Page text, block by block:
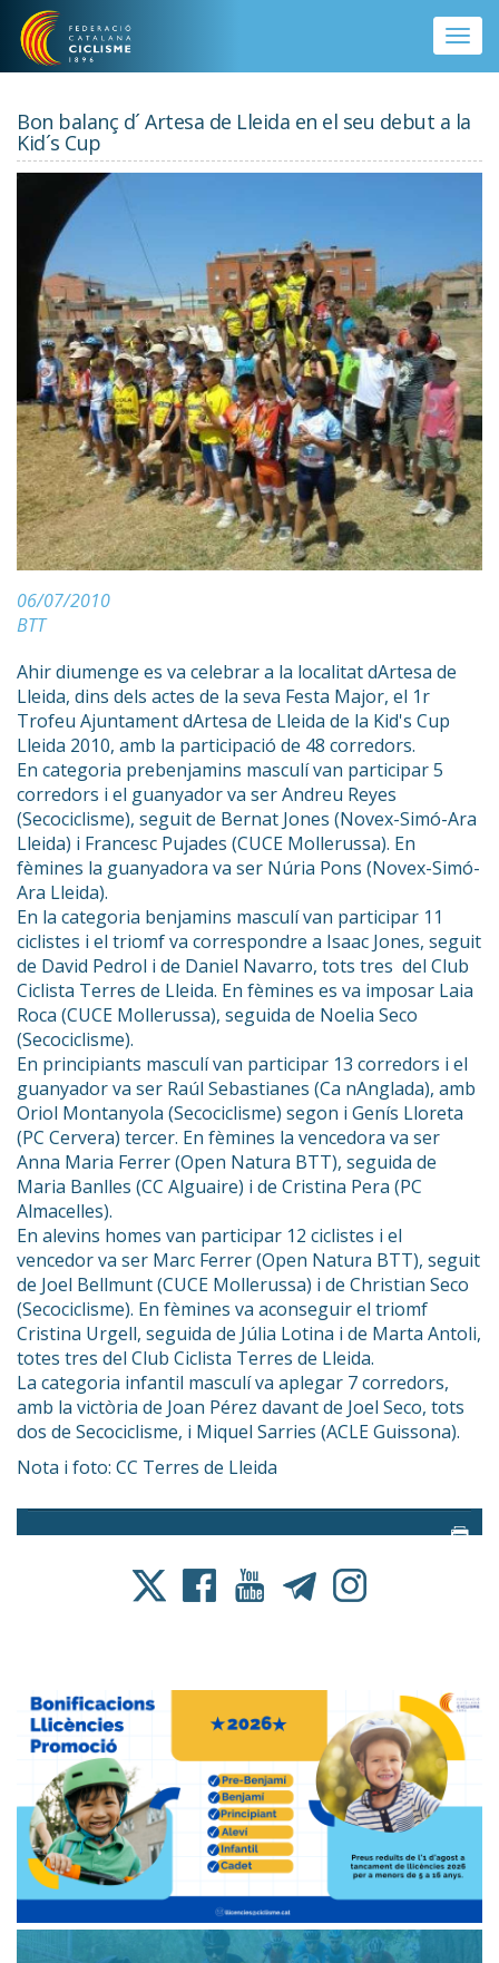
Vés al contingut
Toggle
Bon balanç d´ Artesa de Lleida en el seu debut a la
Kid´s Cup
06/07/2010
BTT
Ahir diumenge es va celebrar a la localitat dArtesa de
Lleida, dins dels actes de la seva Festa Major, el 1r
Trofeu Ajuntament dArtesa de Lleida de la Kid's Cup
Lleida 2010, amb la participació de 48 corredors.
En categoria prebenjamins masculí van participar 5
corredors i el guanyador va ser Andreu Reyes
(Secociclisme), seguit de Bernat Jones (Novex-Simó-Ara
Lleida) i Francesc Pujades (CUCE Mollerussa). En
fèmines la guanyadora va ser Núria Pons (Novex-Simó-
Ara Lleida).
En la categoria benjamins masculí van participar 11
ciclistes i el triomf va correspondre a Isaac Jones, seguit
de David Pedrol i de Daniel Navarro, tots tres del Club
Ciclista Terres de Lleida. En fèmines es va imposar Laia
Roca (CUCE Mollerussa), seguida de Noelia Seco
(Secociclisme).
En principiants masculí van participar 13 corredors i el
guanyador va ser Raúl Sebastianes (Ca nAnglada), amb
Oriol Montanyola (Secociclisme) segon i Genís Lloreta
(PC Cervera) tercer. En fèmines la vencedora va ser
Anna Maria Ferrer (Open Natura BTT), seguida de
Maria Banlles (CC Alguaire) i de Cristina Pera (PC
Almacelles).
En alevins homes van participar 12 ciclistes i el
vencedor va ser Marc Ferrer (Open Natura BTT), seguit
de Joel Bellmunt (CUCE Mollerussa) i de Christian Seco
(Secociclisme). En fèmines va aconseguir el triomf
Cristina Urgell, seguida de Júlia Lotina i de Marta Antoli,
totes tres del Club Ciclista Terres de Lleida.
La categoria infantil masculí va aplegar 7 corredors,
amb la victòria de Joan Pérez davant de Joel Seco, tots
dos de Secociclisme, i Miquel Sarries (ACLE Guissona).
Nota i foto: CC Terres de Lleida